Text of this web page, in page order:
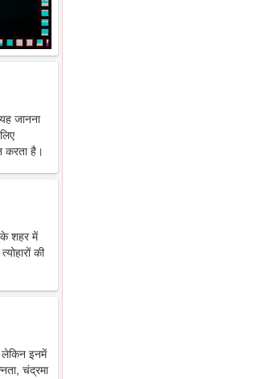
जानना
करता है।
शहर में
की
लेकिन इनमें
चंद्रमा